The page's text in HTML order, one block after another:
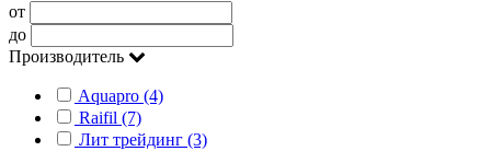
от
до
Производитель
Aquapro (4)
Raifil (7)
Лит трейдинг (3)